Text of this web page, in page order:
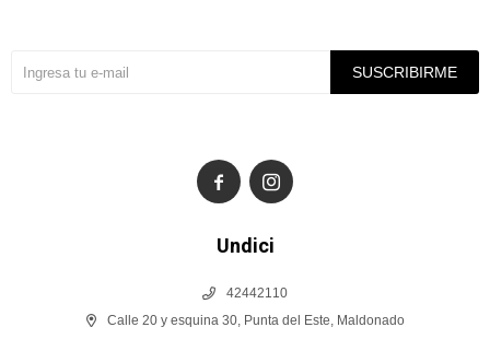
Undici
42442110
Calle 20 y esquina 30, Punta del Este, Maldonado
SUSCRIBIRME
 